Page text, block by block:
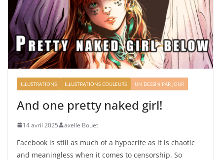
ILLUSTRATIONS ILLUSTRATIONS COULEURS UN DESSIN PAR JOUR
And one pretty naked girl!
14 avril 2025 axelle Bouet
Facebook is still as much of a hypocrite as it is chaotic
and meaningless when it comes to censorship. So